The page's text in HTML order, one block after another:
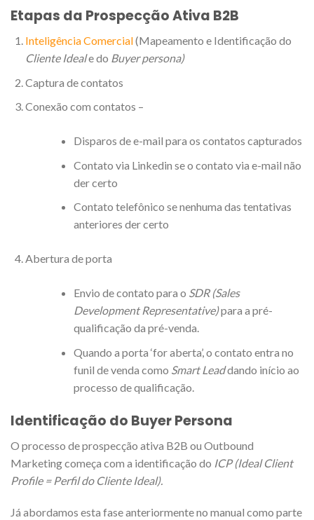
Etapas da Prospecção Ativa B2B
Inteligência Comercial(Mapeamento e Identificação do
Cliente Ideale do Buyer persona)
Captura de contatos
Conexão com contatos –
Disparos de e-mail para os contatos capturados
Contato via Linkedin se o contato via e-mail não
der certo
Contato telefônico se nenhuma das tentativas
anteriores der certo
Abertura de porta
Envio de contato para o SDR (Sales
Development Representative)para a pré-
qualificação da pré-venda.
Quando a porta ‘for aberta’, o contato entra no
funil de venda como Smart Leaddando início ao
processo de qualificação.
Identificação do Buyer Persona
O processo de prospecção ativa B2B ou Outbound
Marketing começa com a identificação do ICP (Ideal Client
Profile = Perfil do Cliente Ideal).
Já abordamos esta fase anteriormente no manual como parte